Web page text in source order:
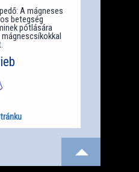
A mágneses
betegség
pótlására